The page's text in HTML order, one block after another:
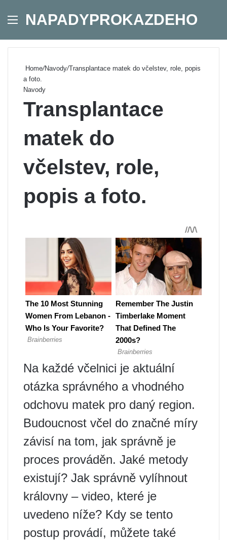
Menu
NAPADYPROKAZDEHO
Home/Navody/Transplantace matek do včelstev, role, popis
a foto.
Navody
Transplantace
matek do
včelstev, role,
popis a foto.
Na každé včelnici je aktuální
otázka správného a vhodného
odchovu matek pro daný region.
Budoucnost včel do značné míry
závisí na tom, jak správně je
proces prováděn. Jaké metody
existují? Jak správně vylíhnout
královny – video, které je
uvedeno níže? Kdy se tento
postup provádí, můžete také